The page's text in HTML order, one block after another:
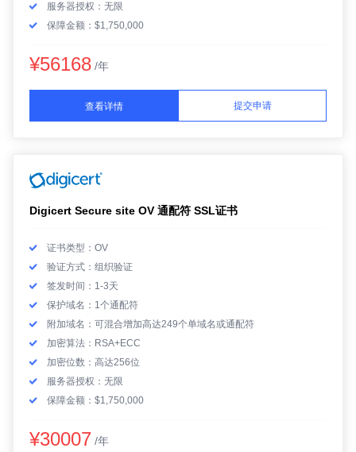
服务器授权：无限
保障金额：$1,750,000
¥56168 /年
查看详情 提交申请
Digicert Secure site OV 通配符 SSL证书
证书类型：OV
验证方式：组织验证
签发时间：1-3天
保护域名：1个通配符
附加域名：可混合增加高达249个单域名或通配符
加密算法：RSA+ECC
加密位数：高达256位
服务器授权：无限
保障金额：$1,750,000
¥30007 /年